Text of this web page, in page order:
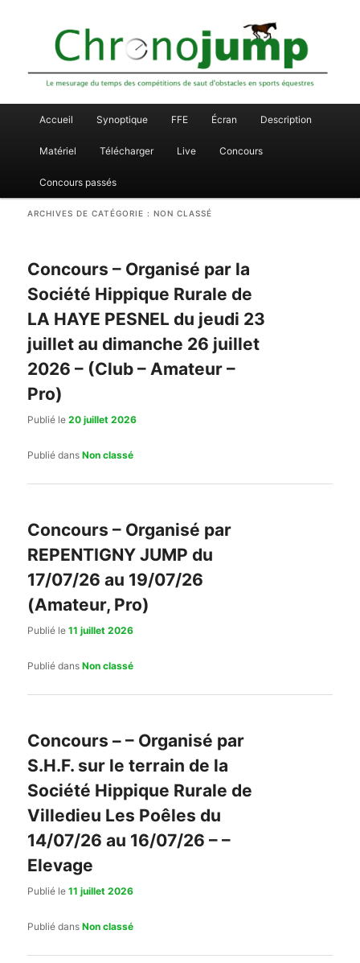
principal
secondaire
Chronojump
Menu
principal
Accueil Synoptique FFE Écran Description
Matériel Télécharger Live Concours
Concours passés
ARCHIVES DE CATÉGORIE :NON CLASSÉ
Concours – Organisé par la
Société Hippique Rurale de
LA HAYE PESNEL du jeudi 23
juillet au dimanche 26 juillet
2026 – (Club – Amateur –
Pro)
Publié le20 juillet 2026
Publié dans Non classé
Concours – Organisé par
REPENTIGNY JUMP du
17/07/26 au 19/07/26
(Amateur, Pro)
Publié le11 juillet 2026
Publié dans Non classé
Concours – – Organisé par
S.H.F. sur le terrain de la
Société Hippique Rurale de
Villedieu Les Poêles du
14/07/26 au 16/07/26 – –
Elevage
Publié le11 juillet 2026
Publié dans Non classé